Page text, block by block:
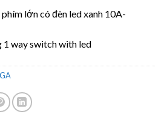
lớn có đèn led xanh 10A-
1 way switch with led